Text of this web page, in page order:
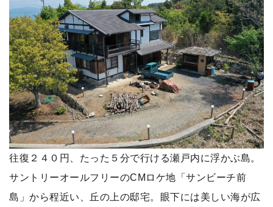
往復２４０円、たった５分で行ける瀬戸内に浮かぶ島。
サントリーオールフリーのCMロケ地「サンビーチ前
島」から程近い、丘の上の邸宅。眼下には美しい海が広